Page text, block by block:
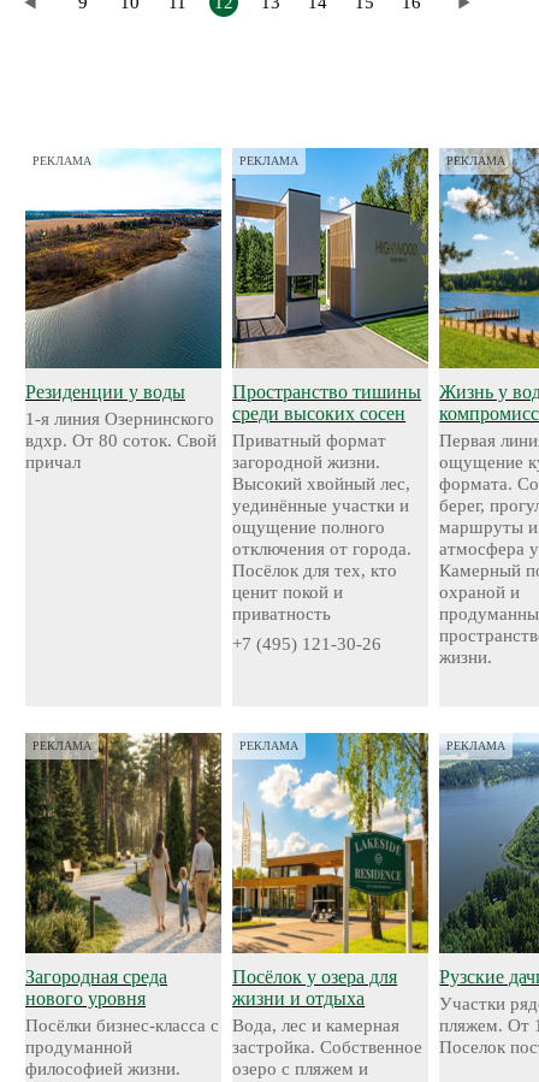
РЕКЛАМА
Резиденции у воды
1-я линия Озернинского
вдхр. От 80 соток. Свой
причал
РЕКЛАМА
Пространство тишины
среди высоких сосен
Приватный формат
загородной жизни.
Высокий хвойный лес,
уединённые участки и
ощущение полного
отключения от города.
Посёлок для тех, кто
ценит покой и
приватность
+7 (495) 121-30-26
РЕКЛАМА
Жизнь у
Первая
ощущение
формата.
берег,
маршруты и
атмосфера
Камерный
охраной и
жизни.
РЕКЛАМА
Загородная среда
нового уровня
Посёлки бизнес-класса с
продуманной
философией жизни.
РЕКЛАМА
Посёлок у озера для
жизни и отдыха
Вода, лес и камерная
застройка. Собственное
озеро с пляжем и
РЕКЛАМА
Рузские
Участки
пляжем. От
Поселок